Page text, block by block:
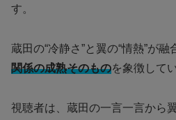
す。
蔵田の“冷静さ”と翼の“情熱”が融
関係の成熟そのものを象徴して
視聴者は、蔵田の一言一言から